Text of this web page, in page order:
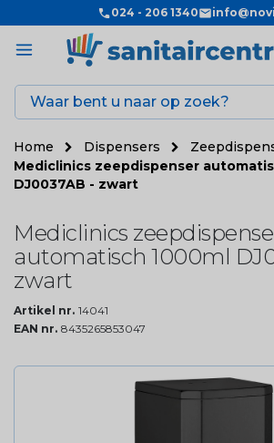
024 - 206 1340
Home Dispensers
Mediclinics zeepdispenser
DJ0037AB - zwart
Mediclinics
automatisch 1000ml
zwart
Artikel nr. 14041
EAN nr. 8435265853047